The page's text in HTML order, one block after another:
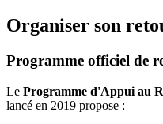
Organiser son
Programme officiel de
Le Programme d'Appui au
lancé en 2019 propose :